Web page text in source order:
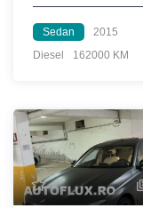
Sedan
2015
Diesel
162000 KM